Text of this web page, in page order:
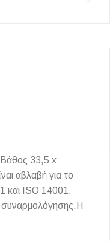
Βάθος 33,5 x
αβλαβή για το
και ISO 14001.
συναρμολόγησης.Η